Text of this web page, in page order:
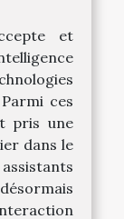
et
ces
pris une
dans le